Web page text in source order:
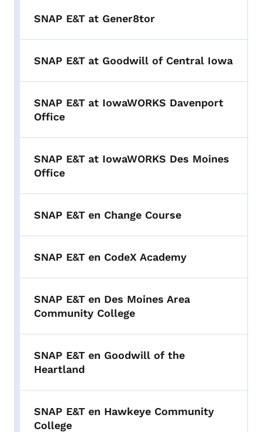
SNAP E&T at Gener8tor
SNAP E&T at Goodwill of Central Iowa
SNAP E&T at IowaWORKS Davenport
Office
SNAP E&T at IowaWORKS Des Moines
Office
SNAP E&T en Change Course
SNAP E&T en CodeX Academy
SNAP E&T en Des Moines Area
Community College
SNAP E&T en Goodwill of the
Heartland
SNAP E&T en Hawkeye Community
College